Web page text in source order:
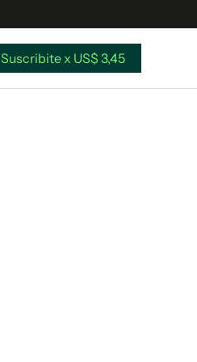
Suscribite x US$ 3,45